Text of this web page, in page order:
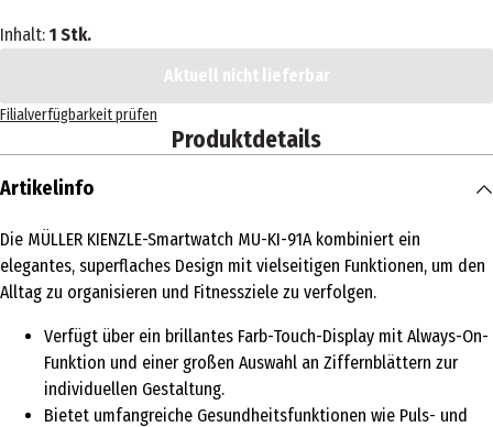
Inhalt: 1 Stk.
Aktuell nicht lieferbar
Filialverfügbarkeit prüfen
Produktdetails
Artikelinfo
Die MÜLLER KIENZLE-Smartwatch MU-KI-91A kombiniert ein
elegantes, superflaches Design mit vielseitigen Funktionen, um den
Alltag zu organisieren und Fitnessziele zu verfolgen.
Verfügt über ein brillantes Farb-Touch-Display mit Always-On-
Funktion und einer großen Auswahl an Ziffernblättern zur
individuellen Gestaltung.
Bietet umfangreiche Gesundheitsfunktionen wie Puls- und